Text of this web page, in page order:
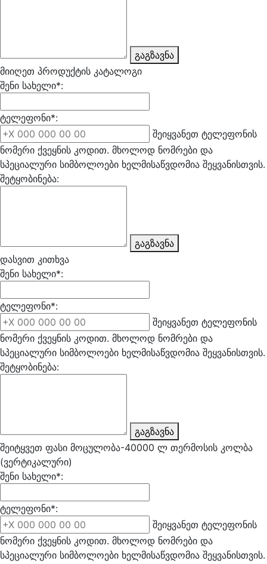
გაგზავნა
მიიღეთ პროდუქტის კატალოგი
შენი სახელი*:
ტელეფონი*:
შეიყვანეთ ტელეფონის
ნომერი ქვეყნის კოდით. მხოლოდ ნომრები და
სპეციალური სიმბოლოები ხელმისაწვდომია შეყვანისთვის.
შეტყობინება:
გაგზავნა
დასვით კითხვა
შენი სახელი*:
ტელეფონი*:
შეიყვანეთ ტელეფონის
ნომერი ქვეყნის კოდით. მხოლოდ ნომრები და
სპეციალური სიმბოლოები ხელმისაწვდომია შეყვანისთვის.
შეტყობინება:
გაგზავნა
შეიტყვეთ ფასი მოცულობა-40000 ლ თერმოსის კოლბა
(ვერტიკალური)
შენი სახელი*:
ტელეფონი*:
შეიყვანეთ ტელეფონის
ნომერი ქვეყნის კოდით. მხოლოდ ნომრები და
სპეციალური სიმბოლოები ხელმისაწვდომია შეყვანისთვის.